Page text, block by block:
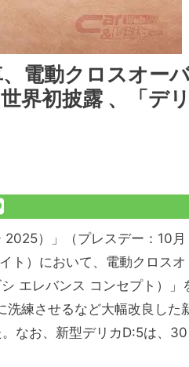
電動クロスオー
界初披露 、「デ
）」（プレスデー：10月
ト）において、電動クロスオ
エレバンス コンセプト）」
洗練させるなど大幅改良した
なお、新型デリカD:5は、30